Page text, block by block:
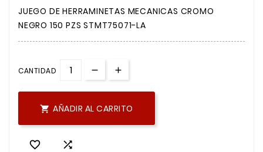
JUEGO DE HERRAMINETAS MECANICAS CROMO
NEGRO 150 PZS STMT75071-LA
CANTIDAD
 AÑADIR AL CARRITO
 